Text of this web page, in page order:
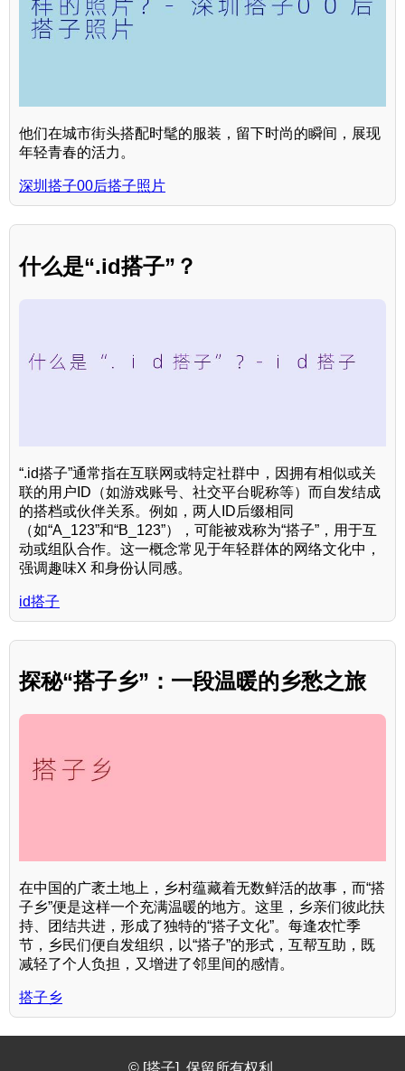
他们在城市街头搭配时髦的服装，留下时尚的瞬间，展现
年轻青春的活力。
深圳搭子00后搭子照片
什么是“.id搭子”？
“.id搭子”通常指在互联网或特定社群中，因拥有相似或关
联的用户ID（如游戏账号、社交平台昵称等）而自发结成
的搭档或伙伴关系。例如，两人ID后缀相同
（如“A_123”和“B_123”），可能被戏称为“搭子”，用于互
动或组队合作。这一概念常见于年轻群体的网络文化中，
强调趣味X 和身份认同感。
id搭子
探秘“搭子乡”：一段温暖的乡愁之旅
在中国的广袤土地上，乡村蕴藏着无数鲜活的故事，而“搭
子乡”便是这样一个充满温暖的地方。这里，乡亲们彼此扶
持、团结共进，形成了独特的“搭子文化”。每逢农忙季
节，乡民们便自发组织，以“搭子”的形式，互帮互助，既
减轻了个人负担，又增进了邻里间的感情。
搭子乡
© [搭子]. 保留所有权利.